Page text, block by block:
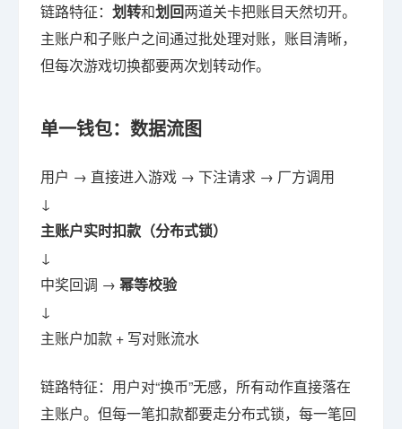
链路特征： 划转和划回两道关卡把账目天然切开。
主账户和子账户之间通过批处理对账，账目清晰，
但每次游戏切换都要两次划转动作。
单一钱包：数据流图
用户 → 直接进入游戏 → 下注请求 → 厂方调用
↓
主账户实时扣款（分布式锁）
↓
中奖回调 → 幂等校验
↓
主账户加款 + 写对账流水
链路特征：用户对“换币”无感，所有动作直接落在
主账户。但每一笔扣款都要走分布式锁，每一笔回